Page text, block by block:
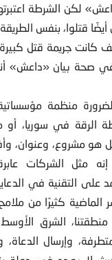
لكن الشرطة
قتلوا، بنفس الطريقة.
كانت جريمة قتل
صحة بيان «داعش»
منظمة
في سوريا، أو
هو مشروع، وعنوان،
إنه مثل الشركات
على التقنية في
الماضية كثيرًا من
الشرق
وإرسال